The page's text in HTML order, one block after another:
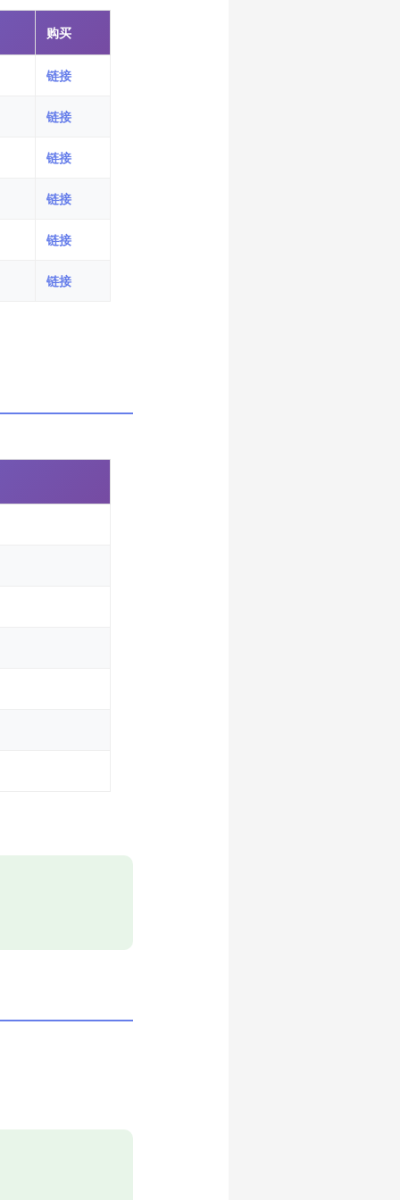
购买
链接
链接
链接
链接
链接
链接